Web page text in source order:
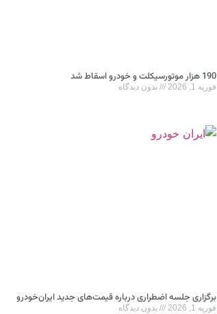
190 هزار موتورسیکلت و خودرو اسقاط شد
فوریه 1, 2026 بدون دیدگاه
برگزاری جلسه اضطراری درباره قیمت‌های جدید ایران‌خودرو
فوریه 1, 2026 بدون دیدگاه